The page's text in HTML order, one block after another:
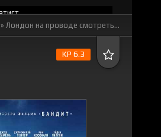
» Лондон на проводе смотреть онлайн бесплатно
KP 6.3